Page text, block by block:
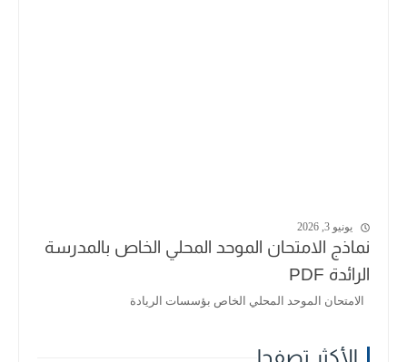
يونيو 3, 2026
نماذج الامتحان الموحد المحلي الخاص بالمدرسة
الرائدة PDF
الامتحان الموحد المحلي الخاص بؤسسات الريادة
الأكثر تصفحا